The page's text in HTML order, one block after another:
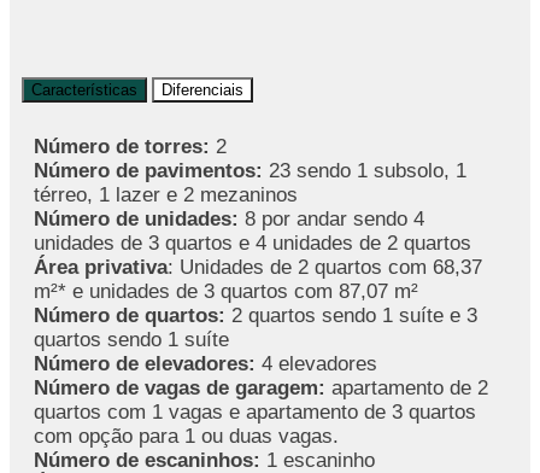
Características Diferenciais
Número de torres: 2
Número de pavimentos: 23 sendo 1 subsolo, 1
térreo, 1 lazer e 2 mezaninos
Número de unidades: 8 por andar sendo 4
unidades de 3 quartos e 4 unidades de 2 quartos
Área privativa: Unidades de 2 quartos com 68,37
m²* e unidades de 3 quartos com 87,07 m²
Número de quartos: 2 quartos sendo 1 suíte e 3
quartos sendo 1 suíte
Número de elevadores: 4 elevadores
Número de vagas de garagem: apartamento de 2
quartos com 1 vagas e apartamento de 3 quartos
com opção para 1 ou duas vagas.
Número de escaninhos: 1 escaninho